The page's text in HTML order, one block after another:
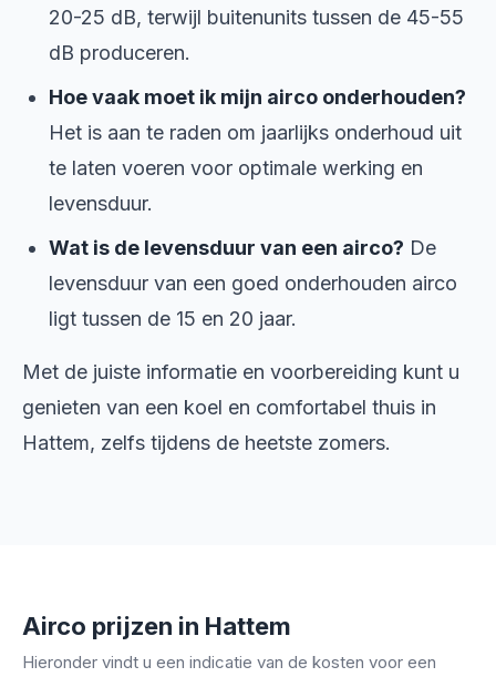
20-25 dB, terwijl buitenunits tussen de 45-55
dB produceren.
Hoe vaak moet ik mijn airco onderhouden?
Het is aan te raden om jaarlijks onderhoud uit
te laten voeren voor optimale werking en
levensduur.
Wat is de levensduur van een airco? De
levensduur van een goed onderhouden airco
ligt tussen de 15 en 20 jaar.
Met de juiste informatie en voorbereiding kunt u
genieten van een koel en comfortabel thuis in
Hattem, zelfs tijdens de heetste zomers.
Airco prijzen in Hattem
Hieronder vindt u een indicatie van de kosten voor een